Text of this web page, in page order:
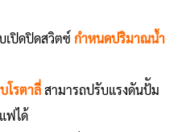
เปิดปิดสวิตซ์ กำหนดปริมาณน้ำ
โรตาลี่สามารถปรับแรงดันป้ัม
ฟได้